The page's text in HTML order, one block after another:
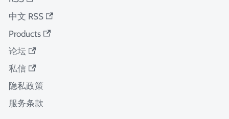
中文 RSS
Products
论坛
私信
隐私政策
服务条款